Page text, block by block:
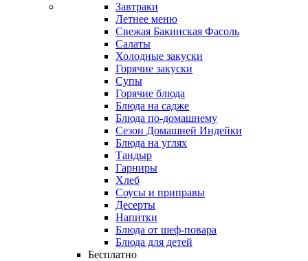
Завтраки
Летнее меню
Свежая Бакинская Фасоль
Салаты
Холодные закуски
Горячие закуски
Супы
Горячие блюда
Блюда на садже
Блюда по-домашнему
Сезон Домашней Индейки
Блюда на углях
Тандыр
Гарниры
Хлеб
Соусы и приправы
Десерты
Напитки
Блюда от шеф-повара
Блюда для детей
Бесплатно